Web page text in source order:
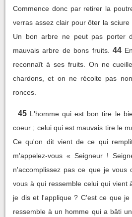
Commence donc par retirer la
verras assez clair pour ôter la sciure
Un bon arbre ne peut pas porter
mauvais arbre de bons fruits.
44
reconnaît à ses fruits. On ne
chardons, et on ne récolte pas
ronces.
45 L'homme qui est bon tire le
coeur ; celui qui est mauvais tire le
Ce qu'on dit vient de ce qui
m'appelez-vous « Seigneur !
n'accomplissez pas ce que je vous
vous à qui ressemble celui qui vient
je dis et l'applique ? C'est ce que je
ressemble à un homme qui a bâti